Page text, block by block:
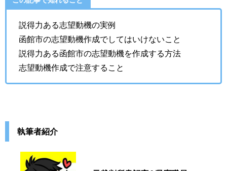
説得力ある志望動機の実例
函館市の志望動機作成でしてはいけないこと
説得力ある函館市の志望動機を作成する方法
志望動機作成で注意すること
執筆者紹介